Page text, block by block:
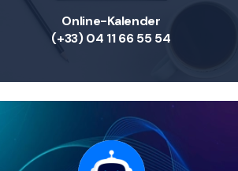
Online-Kalender
(+33) 04 11 66 55 54